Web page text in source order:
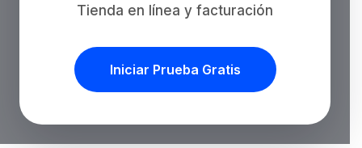
Tienda en línea y facturación
Iniciar Prueba Gratis